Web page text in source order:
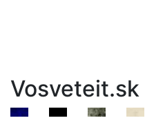
Vosveteit.sk